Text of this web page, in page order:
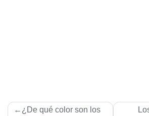
Navegación
¿De qué color son los